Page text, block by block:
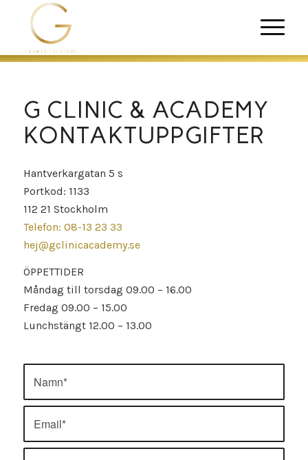
G CLINIC & ACADEMY
KONTAKTUPPGIFTER
Hantverkargatan 5 s
Portkod: 1133
112 21 Stockholm
Telefon: 08-13 23 33
hej@gclinicacademy.se
ÖPPETTIDER
Måndag till torsdag 09.00 – 16.00
Fredag 09.00 – 15.00
Lunchstängt 12.00 – 13.00